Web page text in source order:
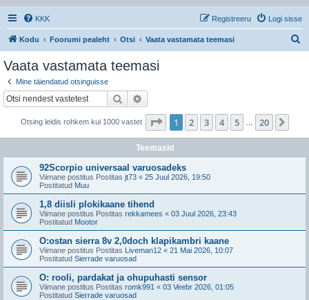
KKK Logi sisse
Registreeru
Kodu Foorumi pealeht Otsi Vaata vastamata teemasi
Vaata vastamata teemasi
Mine täiendatud otsinguisse
Otsi
Otsing leidis rohkem kui 1000 vastet 1 . leht20 -st
1 2 3 4 5 20
Teemasid
92Scorpio universaal varuosadeks
Viimane postitus Postitas jt73 « 25 Juul 2026, 19:50
Postitatud Muu
1,8 diisli plokikaane tihend
Viimane postitus Postitas rekkamees « 03 Juul 2026, 23:43
Postitatud Mootor
O:ostan sierra 8v 2,0doch klapikambri kaane
Viimane postitus Postitas Liveman12 « 21 Mai 2026, 10:07
Postitatud Sierrade varuosad
O: rooli, pardakat ja ohupuhasti sensor
Viimane postitus Postitas romk991 « 03 Veebr 2026, 01:05
Postitatud Sierrade varuosad